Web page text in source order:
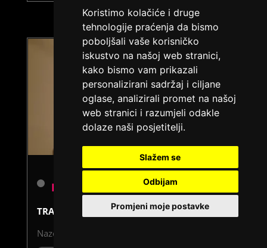
Koristimo kolačiće i druge
tehnologije praćenja da bismo
poboljšali vaše korisničko
iskustvo na našoj web stranici,
kako bismo vam prikazali
personalizirani sadržaj i ciljane
oglase, analizirali promet na našoj
web stranici i razumjeli odakle
dolaze naši posjetitelji.
Slažem se
Odbijam
Promjeni moje postavke
PETRA /
TRAŽIM:
seks, brak, veza
Nazovi brzo ću se uključiti...